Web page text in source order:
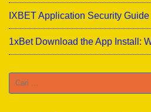
IXBET Application Security Guide
1xBet Download the App Install:
Cari
untuk: